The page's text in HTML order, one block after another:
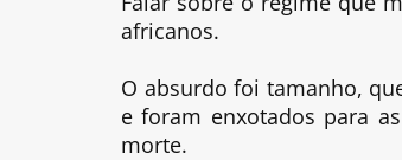
africanos.
O absurdo foi tamanho,
e foram enxotados para
morte.